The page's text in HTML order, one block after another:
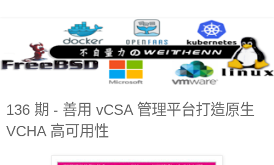
136 期 - 善用 vCSA 管理平台打造原生
VCHA 高可用性